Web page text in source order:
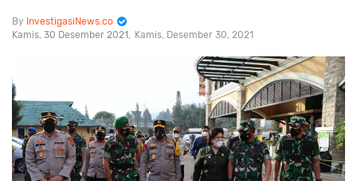
InvestigasiNews.co
Kamis, 30 Desember 2021
Kamis, Desember 30, 2021